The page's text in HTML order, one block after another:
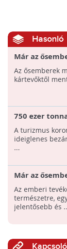
Hasonló
Már az
titkát
Az ősemberek
kártevőktől
750 ezer
Kampányt
A turizmus
ideiglenes
...
Már az
természetre
Az emberi
természetre,
jelentősebb és